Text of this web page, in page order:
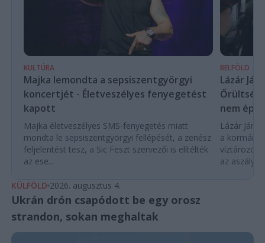
KULTÚRA
Majka lemondta a sepsiszentgyörgyi
koncertjét - Életveszélyes fenyegetést
kapott
Majka életveszélyes SMS-fenyegetés miatt
mondta le sepsiszentgyörgyi fellépését, a zenész
feljelentést tesz, a Sic Feszt szervezői is elítélték
az ese...
BELFÖLD
Lázár
Őrültség
nem
Lázár
a kormány
az
KÜLFÖLD 2026. augusztus 4.
Ukrán drón csapódott be egy orosz
strandon, sokan meghaltak